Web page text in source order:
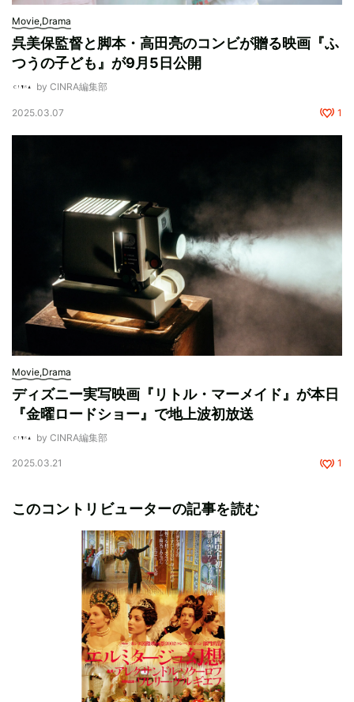
Movie,Drama
呉美保監督と脚本・高田亮のコンビが贈る映画『ふ
つうの子ども』が9月5日公開
by CINRA編集部
2025.03.07 1
Movie,Drama
ディズニー実写映画『リトル・マーメイド』が本日
『金曜ロードショー』で地上波初放送
by CINRA編集部
2025.03.21 1
このコントリビューターの記事を読む